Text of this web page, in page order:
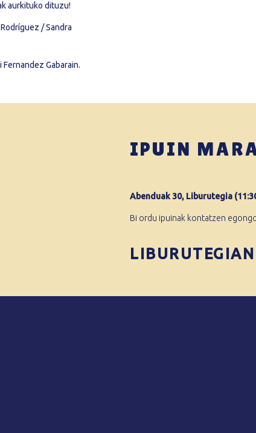
aurkituko dituzu!
/ Sandra
Gabarain.
IPUIN
Abenduak 30, Liburutegia
Bi ordu ipuinak kontatzen